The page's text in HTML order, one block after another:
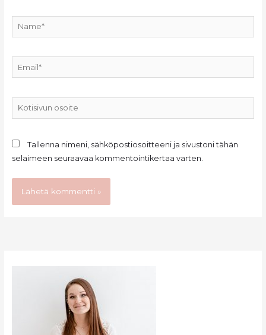
Name*
Email*
Kotisivun
osoite
Tallenna nimeni, sähköpostiosoitteeni ja sivustoni tähän
selaimeen seuraavaa kommentointikertaa varten.